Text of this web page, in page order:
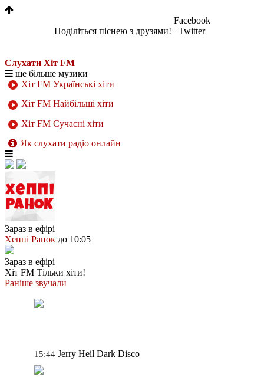
Поділіться піснею з друзями!
Facebook
Twitter
Слухати Хіт FM
ще більше музики
Хіт FM Українські хіти
Хіт FM Найбільші хіти
Хіт FM Сучасні хіти
Як слухати радіо онлайн
Зараз в ефірі
Хеппі Ранок до 10:05
Зараз в ефірі
Хіт FM Тільки хіти!
Раніше звучали
15:44 Jerry Heil Dark Disco